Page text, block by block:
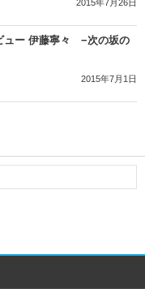
2015年7月26日
ュー 伊藤寧々 −次の坂の
2015年7月1日